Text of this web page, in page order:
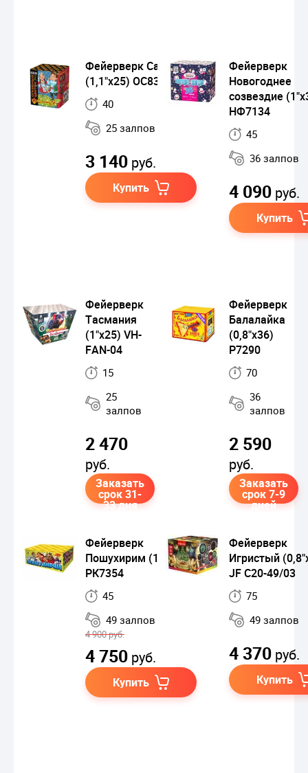
Фейерверк Сабантуй
(1,1"х25) ОС8331
40
25 залпов
3 140 руб.
Купить
Фейерверк
Новогоднее
созвездие
НФ7134
45
36 залпов
4 090 руб.
Купить
Фейерверк
Тасмания
(1"х25) VH-
FAN-04
15
25
залпов
2 470
руб.
Заказать
срок 31-
33 дня
Фейерверк
Балалайка
(0,8"х36)
Р7290
70
36
залпов
2 590
руб.
Заказать
срок 7-9
дней
Фейерверк
Пошухирим (1"х49)
РК7354
45
49 залпов
4 900 руб.
4 750 руб.
Купить
Фейерверк
Игристый
JF С20-49/03
75
49 залпов
4 370 руб.
Купить